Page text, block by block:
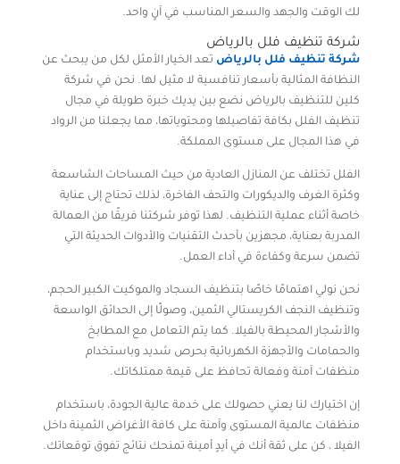
لك الوقت والجهد والسعر المناسب في آنٍ واحد.
شركة تنظيف فلل بالرياض
شركة تنظيف فلل بالرياض تعد الخيار الأمثل لكل من يبحث عن
النظافة المثالية بأسعار تنافسية لا مثيل لها. نحن في شركة
كلين للتنظيف بالرياض نضع بين يديك خبرة طويلة في مجال
تنظيف الفلل بكافة تفاصيلها ومحتوياتها، مما يجعلنا من الرواد
في هذا المجال على مستوى المملكة.
الفلل تختلف عن المنازل العادية من حيث المساحات الشاسعة
وكثرة الغرف والديكورات والتحف الفاخرة، لذلك تحتاج إلى عناية
خاصة أثناء عملية التنظيف. لهذا توفر شركتنا فريقًا من العمالة
المدربة بعناية، مجهزين بأحدث التقنيات والأدوات الحديثة التي
تضمن سرعة وكفاءة في أداء العمل.
نحن نولي اهتمامًا خاصًا بتنظيف السجاد والموكيت الكبير الحجم،
وتنظيف النجف الكريستالي الثمين، وصولًا إلى الحدائق الواسعة
والأشجار المحيطة بالفيلا. كما يتم التعامل مع المطابخ
والحمامات والأجهزة الكهربائية بحرص شديد وباستخدام
منظفات آمنة وفعالة تحافظ على قيمة ممتلكاتك.
إن اختيارك لنا يعني حصولك على خدمة عالية الجودة، باستخدام
منظفات عالمية المستوى وآمنة على كافة الأغراض الثمينة داخل
الفيلا ، كن على ثقة أنك في أيدٍ أمينة تمنحك نتائج تفوق توقعاتك.